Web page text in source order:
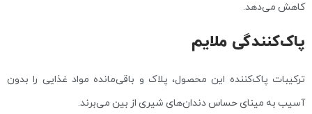
کاهش می‌دهد.
پاک‌کنندگی ملایم
ترکیبات پاک‌کننده این محصول، پلاک و باقی‌مانده مواد غذایی را بدون
آسیب به مینای حساس دندان‌های شیری از بین می‌برند.